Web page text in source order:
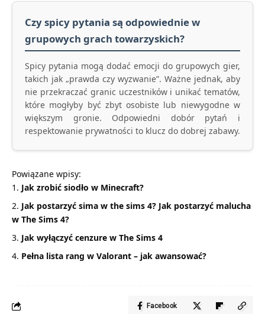
Czy spicy pytania są odpowiednie w
grupowych grach towarzyskich?
Spicy pytania mogą dodać emocji do grupowych gier,
takich jak „prawda czy wyzwanie”. Ważne jednak, aby
nie przekraczać granic uczestników i unikać tematów,
które mogłyby być zbyt osobiste lub niewygodne w
większym gronie. Odpowiedni dobór pytań i
respektowanie prywatności to klucz do dobrej zabawy.
Powiązane wpisy:
Jak zrobić siodło w Minecraft?
Jak postarzyć sima w the sims 4? Jak postarzyć malucha
w The Sims 4?
Jak wyłączyć cenzure w The Sims 4
Pełna lista rang w Valorant – jak awansować?
Facebook